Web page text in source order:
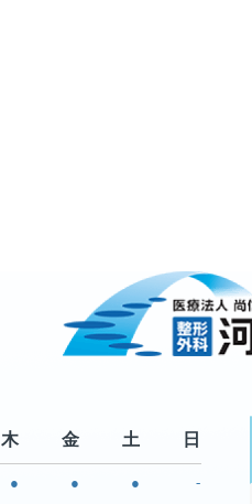
木 金 土 日
● ● ● -